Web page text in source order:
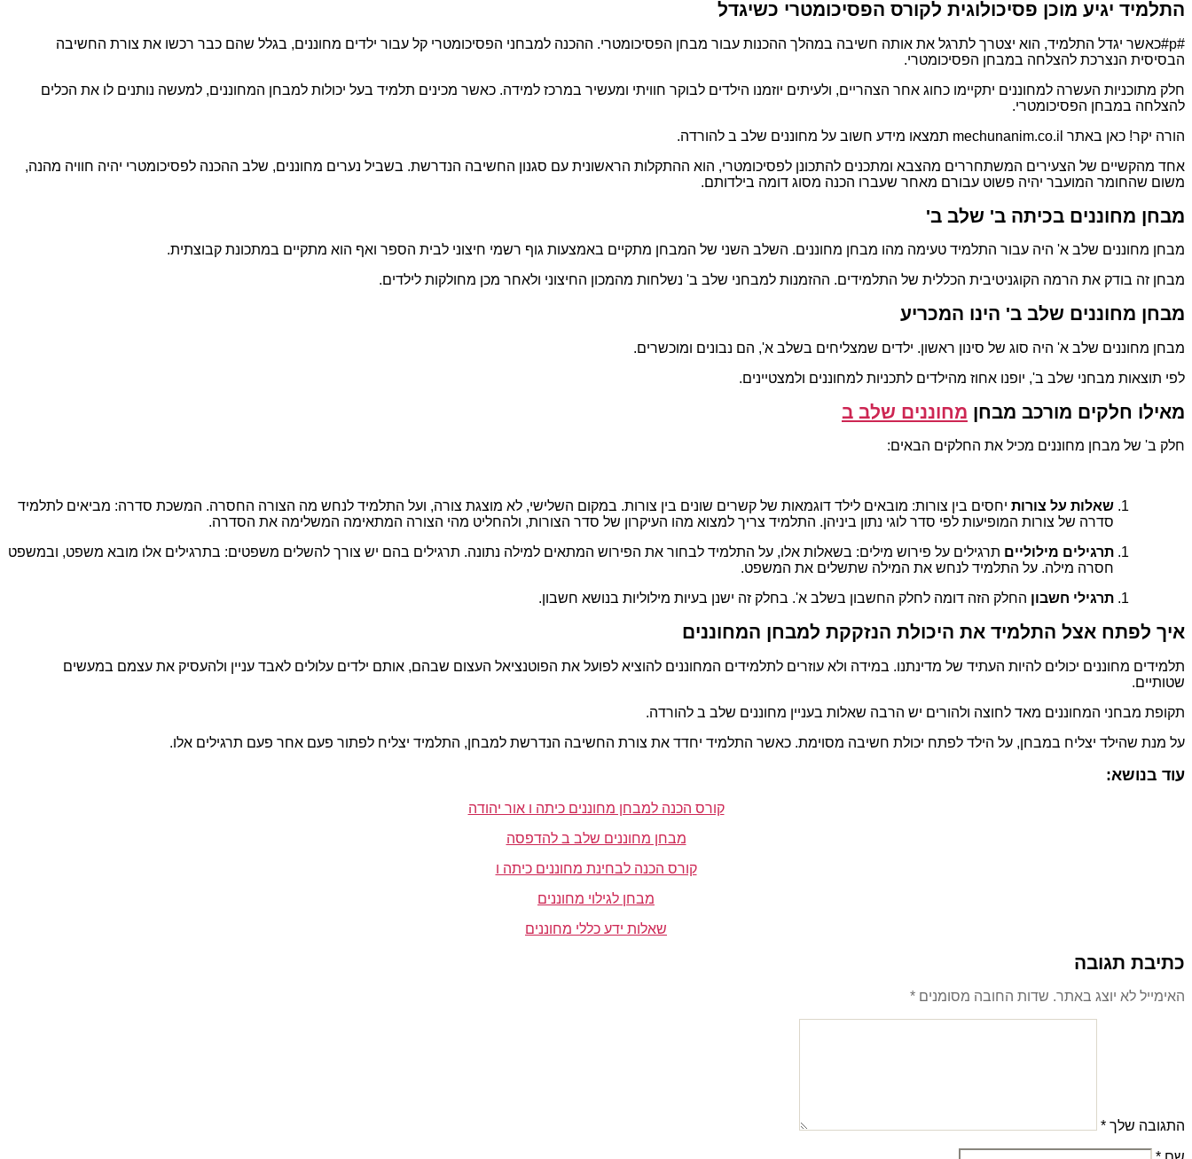
התלמיד יגיע מוכן פסיכולוגית לקורס הפסיכומטרי כשיגדל
#p#כאשר יגדל התלמיד, הוא יצטרך לתרגל את אותה חשיבה במהלך ההכנות עבור מבחן הפסיכומטרי. ההכנה למבחני הפסיכומטרי קל עבור ילדים מחוננים, בגלל שהם כבר רכשו את צורת החשיבה
הבסיסית הנצרכת להצלחה במבחן הפסיכומטרי.
חלק מתוכניות העשרה למחוננים יתקיימו כחוג אחר הצהריים, ולעיתים יוזמנו הילדים לבוקר חוויתי ומעשיר במרכז למידה. כאשר מכינים תלמיד בעל יכולות למבחן המחוננים, למעשה נותנים לו את הכלים
להצלחה במבחן הפסיכומטרי.
הורה יקר! כאן באתר mechunanim.co.il תמצאו מידע חשוב על מחוננים שלב ב להורדה.
אחד מהקשיים של הצעירים המשתחררים מהצבא ומתכנים להתכונן לפסיכומטרי, הוא ההתקלות הראשונית עם סגנון החשיבה הנדרשת. בשביל נערים מחוננים, שלב ההכנה לפסיכומטרי יהיה חוויה מהנה,
משום שהחומר המועבר יהיה פשוט עבורם מאחר שעברו הכנה מסוג דומה בילדותם.
מבחן מחוננים בכיתה ב' שלב ב'
מבחן מחוננים שלב א' היה עבור התלמיד טעימה מהו מבחן מחוננים. השלב השני של המבחן מתקיים באמצעות גוף רשמי חיצוני לבית הספר ואף הוא מתקיים במתכונת קבוצתית.
מבחן זה בודק את הרמה הקוגניטיבית הכללית של התלמידים. ההזמנות למבחני שלב ב' נשלחות מהמכון החיצוני ולאחר מכן מחולקות לילדים.
מבחן מחוננים שלב ב' הינו המכריע
מבחן מחוננים שלב א' היה סוג של סינון ראשון. ילדים שמצליחים בשלב א', הם נבונים ומוכשרים.
לפי תוצאות מבחני שלב ב', יופנו אחוז מהילדים לתכניות למחוננים ולמצטיינים.
מאילו חלקים מורכב מבחן מחוננים שלב ב
חלק ב' של מבחן מחוננים מכיל את החלקים הבאים:
שאלות על צורות יחסים בין צורות: מובאים לילד דוגמאות של קשרים שונים בין צורות. במקום השלישי, לא מוצגת צורה, ועל התלמיד לנחש מה הצורה החסרה. המשכת סדרה: מביאים לתלמיד
סדרה של צורות המופיעות לפי סדר לוגי נתון ביניהן. התלמיד צריך למצוא מהו העיקרון של סדר הצורות, ולהחליט מהי הצורה המתאימה המשלימה את הסדרה.
תרגילים מילוליים תרגילים על פירוש מילים: בשאלות אלו, על התלמיד לבחור את הפירוש המתאים למילה נתונה. תרגילים בהם יש צורך להשלים משפטים: בתרגילים אלו מובא משפט, ובמשפט
חסרה מילה. על התלמיד לנחש את המילה שתשלים את המשפט.
תרגילי חשבון החלק הזה דומה לחלק החשבון בשלב א'. בחלק זה ישנן בעיות מילוליות בנושא חשבון.
איך לפתח אצל התלמיד את היכולת הנזקקת למבחן המחוננים
תלמידים מחוננים יכולים להיות העתיד של מדינתנו. במידה ולא עוזרים לתלמידים המחוננים להוציא לפועל את הפוטנציאל העצום שבהם, אותם ילדים עלולים לאבד עניין ולהעסיק את עצמם במעשים
שטותיים.
תקופת מבחני המחוננים מאד לחוצה ולהורים יש הרבה שאלות בעניין מחוננים שלב ב להורדה.
על מנת שהילד יצליח במבחן, על הילד לפתח יכולת חשיבה מסוימת. כאשר התלמיד יחדד את צורת החשיבה הנדרשת למבחן, התלמיד יצליח לפתור פעם אחר פעם תרגילים אלו.
עוד בנושא:
קורס הכנה למבחן מחוננים כיתה ו אור יהודה
מבחן מחוננים שלב ב להדפסה
קורס הכנה לבחינת מחוננים כיתה ו
מבחן לגילוי מחוננים
שאלות ידע כללי מחוננים
כתיבת תגובה
האימייל לא יוצג באתר. שדות החובה מסומנים *
התגובה שלך *